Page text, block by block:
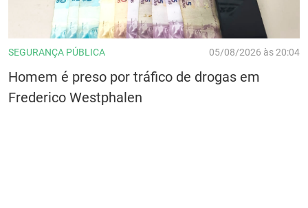
SEGURANÇA PÚBLICA 05/08/2026 às 20:04
Homem é preso por tráfico de drogas em
Frederico Westphalen